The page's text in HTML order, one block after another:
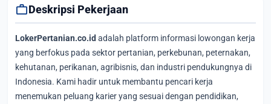
workDeskripsi Pekerjaan
LokerPertanian.co.id adalah platform informasi lowongan kerja
yang berfokus pada sektor pertanian, perkebunan, peternakan,
kehutanan, perikanan, agribisnis, dan industri pendukungnya di
Indonesia. Kami hadir untuk membantu pencari kerja
menemukan peluang karier yang sesuai dengan pendidikan,